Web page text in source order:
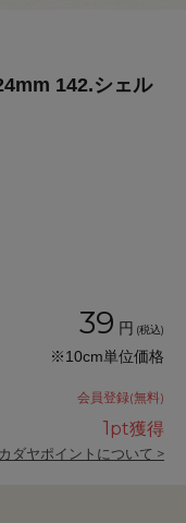
142.シェル
39 円 (税込)
※10cm単位価格
会員登録(無料)
1pt獲得
ダヤポイントについて >